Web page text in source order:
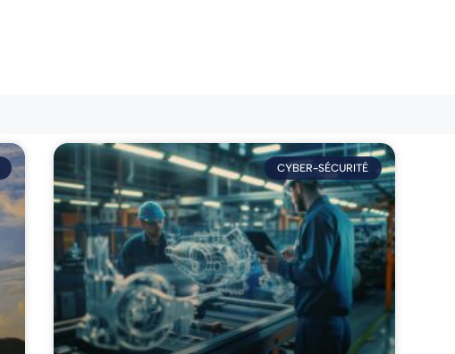
CYBER-SÉCURITÉ